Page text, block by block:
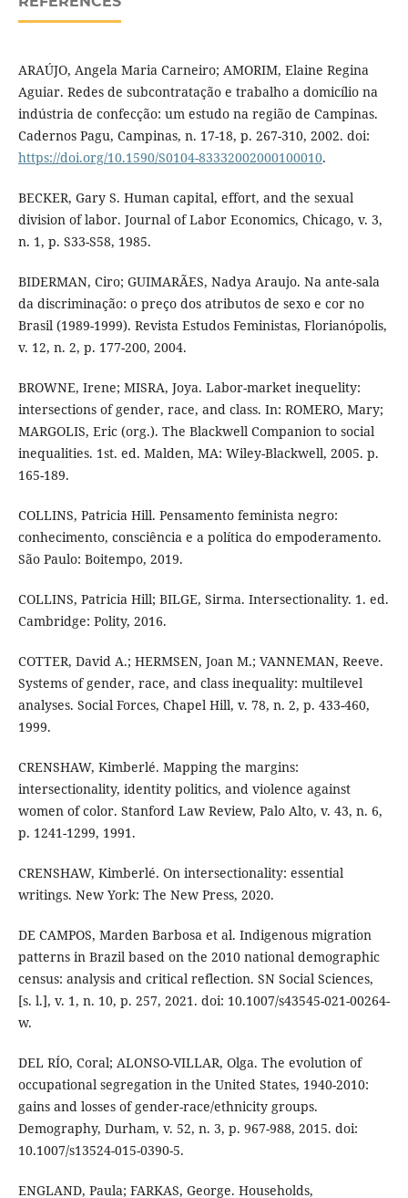
ARAÚJO, Angela Maria Carneiro; AMORIM, Elaine Regina
Aguiar. Redes de subcontratação e trabalho a domicílio na
indústria de confecção: um estudo na região de Campinas.
Cadernos Pagu, Campinas, n. 17-18, p. 267-310, 2002. doi:
https://doi.org/10.1590/S0104-83332002000100010.
BECKER, Gary S. Human capital, effort, and the sexual
division of labor. Journal of Labor Economics, Chicago, v. 3,
n. 1, p. S33-S58, 1985.
BIDERMAN, Ciro; GUIMARÃES, Nadya Araujo. Na ante-sala
da discriminação: o preço dos atributos de sexo e cor no
Brasil (1989-1999). Revista Estudos Feministas, Florianópolis,
v. 12, n. 2, p. 177-200, 2004.
BROWNE, Irene; MISRA, Joya. Labor-market inequelity:
intersections of gender, race, and class. In: ROMERO, Mary;
MARGOLIS, Eric (org.). The Blackwell Companion to social
inequalities. 1st. ed. Malden, MA: Wiley-Blackwell, 2005. p.
165-189.
COLLINS, Patricia Hill. Pensamento feminista negro:
conhecimento, consciência e a política do empoderamento.
São Paulo: Boitempo, 2019.
COLLINS, Patricia Hill; BILGE, Sirma. Intersectionality. 1. ed.
Cambridge: Polity, 2016.
COTTER, David A.; HERMSEN, Joan M.; VANNEMAN, Reeve.
Systems of gender, race, and class inequality: multilevel
analyses. Social Forces, Chapel Hill, v. 78, n. 2, p. 433-460,
1999.
CRENSHAW, Kimberlé. Mapping the margins:
intersectionality, identity politics, and violence against
women of color. Stanford Law Review, Palo Alto, v. 43, n. 6,
p. 1241-1299, 1991.
CRENSHAW, Kimberlé. On intersectionality: essential
writings. New York: The New Press, 2020.
DE CAMPOS, Marden Barbosa et al. Indigenous migration
patterns in Brazil based on the 2010 national demographic
census: analysis and critical reflection. SN Social Sciences,
[s. l.], v. 1, n. 10, p. 257, 2021. doi: 10.1007/s43545-021-00264-
w.
DEL RÍO, Coral; ALONSO-VILLAR, Olga. The evolution of
occupational segregation in the United States, 1940-2010:
gains and losses of gender-race/ethnicity groups.
Demography, Durham, v. 52, n. 3, p. 967-988, 2015. doi:
10.1007/s13524-015-0390-5.
ENGLAND, Paula; FARKAS, George. Households,